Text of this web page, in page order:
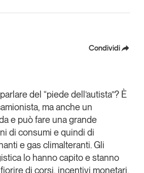
Condividi
Linkedin
Copia Link
del “piede dell’autista”? È
ma anche un
e può fare una grande
di consumi e quindi di
e gas climalteranti. Gli
lo hanno capito e stanno
di corsi, incentivi monetari,